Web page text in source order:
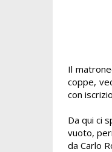
Il
coppe,
con
Da qui ci
vuoto,
da Carlo